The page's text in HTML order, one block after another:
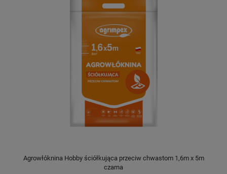
Agrowłóknina Hobby ściółkująca przeciw chwastom 1,6m x 5m
czarna